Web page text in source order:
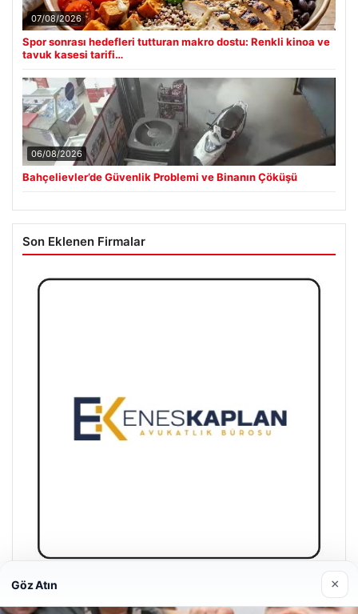
07/08/2026
Spor sonrası hedefleri tutturan makro dostu: Renkli kinoa ve
tavuk kasesi tarifi…
06/08/2026
Bahçelievler’de Güvenlik Problemi ve Binanın Çöküşü
Son Eklenen Firmalar
Enes Kaplan Avukatlık Bürosu
Göz Atın ×